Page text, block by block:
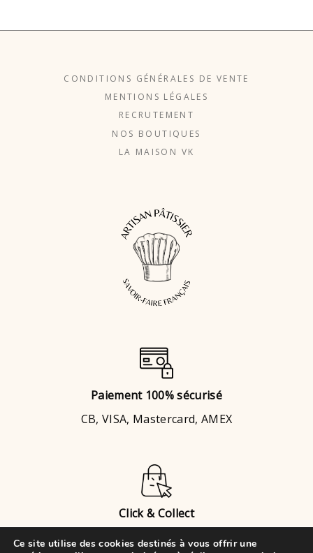
CONDITIONS GÉNÉRALES DE VENTE
MENTIONS LÉGALES
RECRUTEMENT
NOS BOUTIQUES
LA MAISON VK
Paiement 100% sécurisé
CB, VISA, Mastercard, AMEX
Click & Collect
Brignais
ou Chaponost
Ce site utilise des cookies destinés à vous offrir une